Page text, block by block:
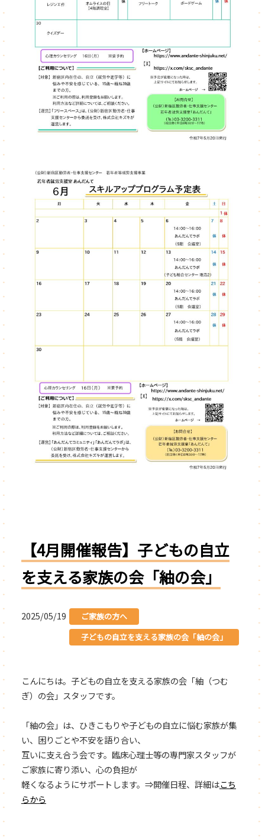
【4月開催報告】子どもの自立
を支える家族の会「紬の会」
2025/05/19
ご家族の方へ
子どもの自立を支える家族の会「紬の会」
こんにちは。子どもの自立を支える家族の会「紬（つむ
ぎ）の会」スタッフです。
「紬の会」は、ひきこもりや子どもの自立に悩む家族が集
い、困りごとや不安を語り合い、
互いに支え合う会です。臨床心理士等の専門家スタッフが
ご家族に寄り添い、心の負担が
軽くなるようにサポートします。⇒開催日程、詳細はこち
らから